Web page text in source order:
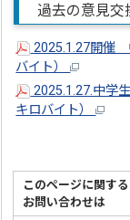
過去の意見交
2025.1.27開催
バイト）
2025.1.27.中学
キロバイト）
このページに関する
お問い合わせは